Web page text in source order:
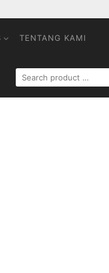
TENTANG KAMI
SEARCH
FOR: